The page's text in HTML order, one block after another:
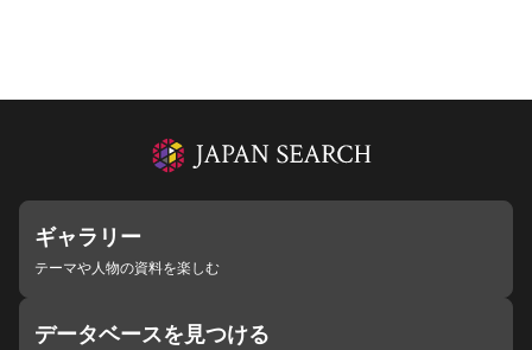
ギャラリー
テーマや人物の資料を楽しむ
データベースを見つける